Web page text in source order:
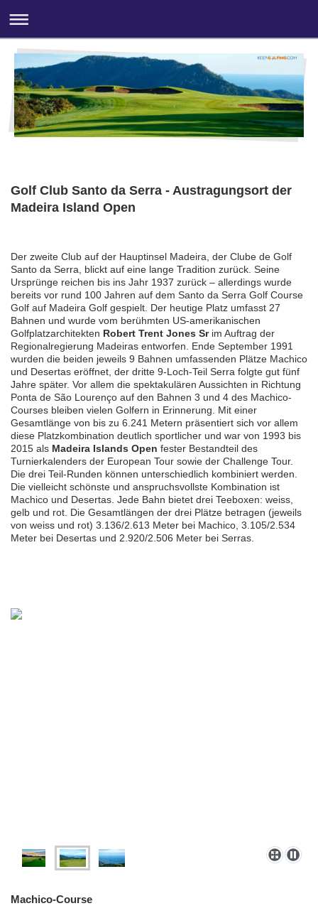
Golf Club Santo da Serra - Austragungsort der
Madeira Island Open
Der zweite Club auf der Hauptinsel Madeira, der Clube de Golf
Santo da Serra, blickt auf eine lange Tradition zurück. Seine
Ursprünge reichen bis ins Jahr 1937 zurück – allerdings wurde
bereits vor rund 100 Jahren auf dem Santo da Serra Golf Course
Golf auf Madeira Golf gespielt. Der heutige Platz umfasst 27
Bahnen und wurde vom berühmten US-amerikanischen
Golfplatzarchitekten Robert Trent Jones Srim Auftrag der
Regionalregierung Madeiras entworfen. Ende September 1991
wurden die beiden jeweils 9 Bahnen umfassenden Plätze Machico
und Desertas eröffnet, der dritte 9-Loch-Teil Serra folgte gut fünf
Jahre später. Vor allem die spektakulären Aussichten in Richtung
Ponta de São Lourenço auf den Bahnen 3 und 4 des Machico-
Courses bleiben vielen Golfern in Erinnerung. Mit einer
Gesamtlänge von bis zu 6.241 Metern präsentiert sich vor allem
diese Platzkombination deutlich sportlicher und war von 1993 bis
2015 als Madeira Islands Open fester Bestandteil des
Turnierkalenders der European Tour sowie der Challenge Tour.
Die drei Teil-Runden können unterschiedlich kombiniert werden.
Die vielleicht schönste und anspruchsvollste Kombination ist
Machico und Desertas. Jede Bahn bietet drei Teeboxen: weiss,
gelb und rot. Die Gesamtlängen der drei Plätze betragen (jeweils
von weiss und rot) 3.136/2.613 Meter bei Machico, 3.105/2.534
Meter bei Desertas und 2.920/2.506 Meter bei Serras.
Machico-Course